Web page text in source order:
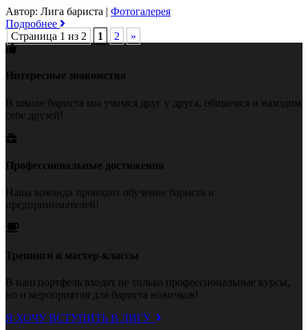
Автор: Лига бариста | Фотогалерея
Подробнее
Страница 1 из 2
1 2 »
Интересные знакомства
В школе бариста мы учимся друг у друга, общаемся и находим
себе друзей!
Профессиональные достижения
Наша команда проводит обучение бариста и
предпринимателей!
Тренинги и мастер-классы
В наш портфель входят не только профессиональные курсы,
но и мероприятия для бариста новичков!
Я ХОЧУ ВСТУПИТЬ В ЛИГУ